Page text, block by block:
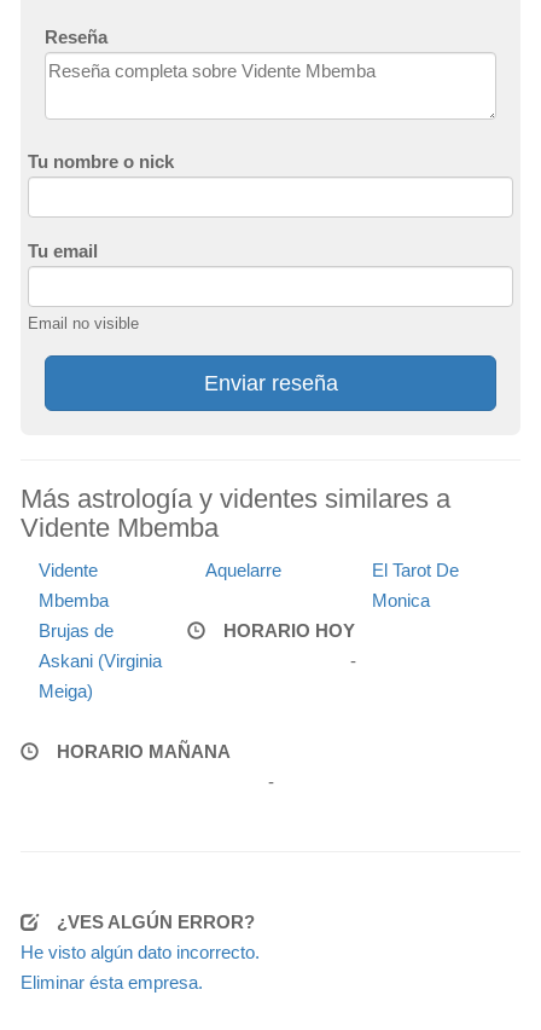
Reseña
Tu nombre o nick
Tu email
Email no visible
Enviar reseña
Más astrología y videntes similares a
Vidente Mbemba
Vidente
Mbemba
Aquelarre
El Tarot De
Monica
Brujas de
Askani (Virginia
Meiga)
HORARIO HOY
-
HORARIO MAÑANA
-
¿VES ALGÚN ERROR?
He visto algún dato incorrecto.
Eliminar ésta empresa.